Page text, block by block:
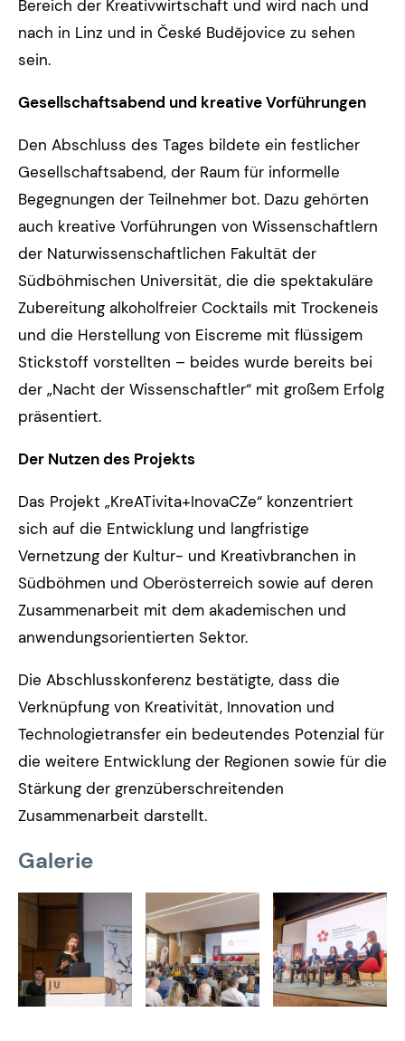
Bereich der Kreativwirtschaft und wird nach und
nach in Linz und in České Budějovice zu sehen
sein.
Gesellschaftsabend und kreative Vorführungen
Den Abschluss des Tages bildete ein festlicher
Gesellschaftsabend, der Raum für informelle
Begegnungen der Teilnehmer bot. Dazu gehörten
auch kreative Vorführungen von Wissenschaftlern
der Naturwissenschaftlichen Fakultät der
Südböhmischen Universität, die die spektakuläre
Zubereitung alkoholfreier Cocktails mit Trockeneis
und die Herstellung von Eiscreme mit flüssigem
Stickstoff vorstellten – beides wurde bereits bei
der „Nacht der Wissenschaftler“ mit großem Erfolg
präsentiert.
Der Nutzen des Projekts
Das Projekt „KreATivita+InovaCZe“ konzentriert
sich auf die Entwicklung und langfristige
Vernetzung der Kultur- und Kreativbranchen in
Südböhmen und Oberösterreich sowie auf deren
Zusammenarbeit mit dem akademischen und
anwendungsorientierten Sektor.
Die Abschlusskonferenz bestätigte, dass die
Verknüpfung von Kreativität, Innovation und
Technologietransfer ein bedeutendes Potenzial für
die weitere Entwicklung der Regionen sowie für die
Stärkung der grenzüberschreitenden
Zusammenarbeit darstellt.
Galerie